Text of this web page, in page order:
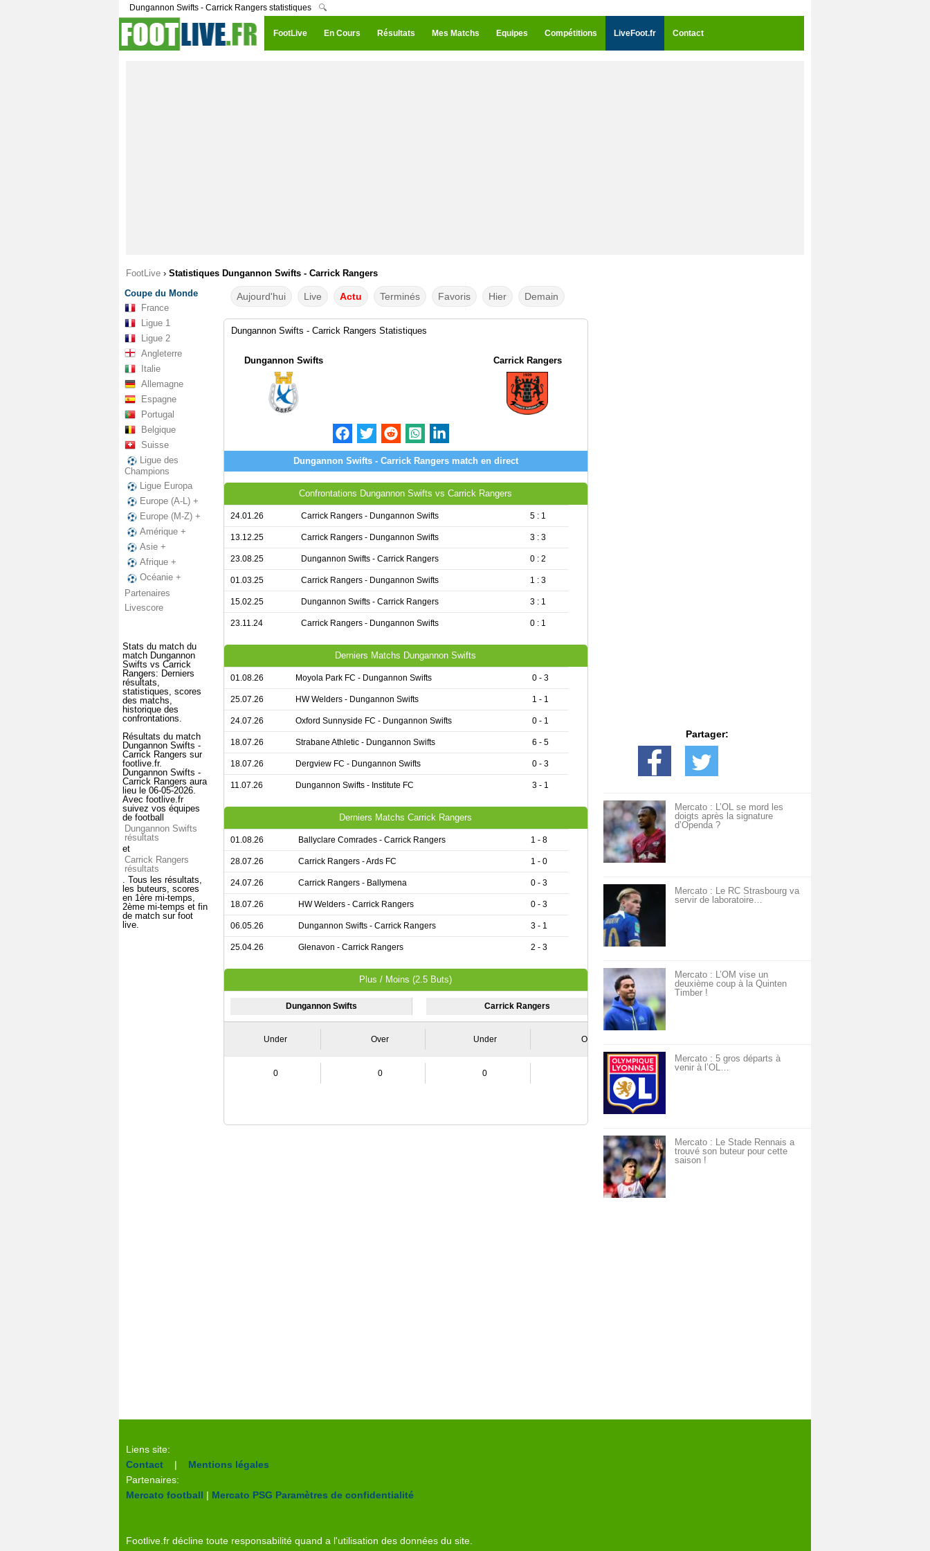
Dungannon Swifts - Carrick Rangers statistiques 🔍
FootLive En Cours Résultats Mes Matchs Equipes Compétitions LiveFoot.fr Contact
FootLive › Statistiques Dungannon Swifts - Carrick Rangers
Coupe du Monde
France
Ligue 1
Ligue 2
Angleterre
Italie
Allemagne
Espagne
Portugal
Belgique
Suisse
Ligue des
Champions
Ligue Europa
Europe (A-L) +
Europe (M-Z) +
Amérique +
Asie +
Afrique +
Océanie +
Partenaires
Livescore
Stats du match du
match Dungannon
Swifts vs Carrick
Rangers: Derniers
résultats,
statistiques, scores
des matchs,
historique des
confrontations.
Résultats du match
Dungannon Swifts -
Carrick Rangers sur
footlive.fr.
Dungannon Swifts -
Carrick Rangers aura
lieu le 06-05-2026.
Avec footlive.fr
suivez vos équipes
de football
Dungannon Swifts
résultats
et
Carrick Rangers
résultats
. Tous les résultats,
les buteurs, scores
en 1ère mi-temps,
2ème mi-temps et fin
de match sur foot
live.
Aujourd'hui Live Actu Terminés Favoris Hier Demain
Dungannon Swifts - Carrick Rangers Statistiques
Dungannon Swifts Carrick Rangers
Dungannon Swifts - Carrick Rangers match en direct
Confrontations Dungannon Swifts vs Carrick Rangers
24.01.26 Carrick Rangers - Dungannon Swifts 5 : 1
13.12.25 Carrick Rangers - Dungannon Swifts 3 : 3
23.08.25 Dungannon Swifts - Carrick Rangers 0 : 2
01.03.25 Carrick Rangers - Dungannon Swifts 1 : 3
15.02.25 Dungannon Swifts - Carrick Rangers 3 : 1
23.11.24 Carrick Rangers - Dungannon Swifts 0 : 1
Derniers Matchs Dungannon Swifts
01.08.26 Moyola Park FC - Dungannon Swifts 0 - 3
25.07.26 HW Welders - Dungannon Swifts 1 - 1
24.07.26 Oxford Sunnyside FC - Dungannon Swifts 0 - 1
18.07.26 Strabane Athletic - Dungannon Swifts 6 - 5
18.07.26 Dergview FC - Dungannon Swifts 0 - 3
11.07.26 Dungannon Swifts - Institute FC 3 - 1
Derniers Matchs Carrick Rangers
01.08.26 Ballyclare Comrades - Carrick Rangers 1 - 8
28.07.26 Carrick Rangers - Ards FC 1 - 0
24.07.26 Carrick Rangers - Ballymena 0 - 3
18.07.26 HW Welders - Carrick Rangers 0 - 3
06.05.26 Dungannon Swifts - Carrick Rangers 3 - 1
25.04.26 Glenavon - Carrick Rangers 2 - 3
Plus / Moins (2.5 Buts)
Dungannon Swifts Carrick Rangers
Under Over Under Over
0 0 0
Partager:
Mercato : L’OL se mord les
doigts après la signature
d’Openda ?
Mercato : Le RC Strasbourg va
servir de laboratoire…
Mercato : L’OM vise un
deuxième coup à la Quinten
Timber !
Mercato : 5 gros départs à
venir à l’OL…
Mercato : Le Stade Rennais a
trouvé son buteur pour cette
saison !
Liens site:
Contact | Mentions légales
Partenaires:
Mercato football | Mercato PSG Paramètres de confidentialité
Footlive.fr décline toute responsabilité quand a l'utilisation des données du site.